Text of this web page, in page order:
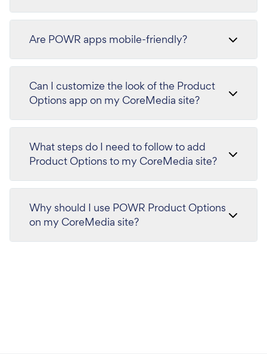
Are POWR apps mobile-friendly?
Can I customize the look of the Product
Options app on my CoreMedia site?
What steps do I need to follow to add
Product Options to my CoreMedia site?
Why should I use POWR Product Options
on my CoreMedia site?